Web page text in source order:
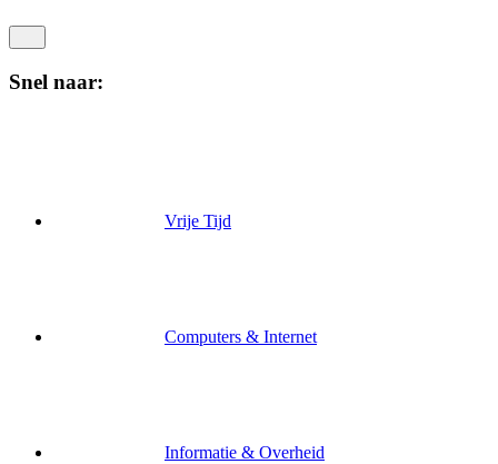
Snel naar:
Vrije Tijd
Computers & Internet
Informatie & Overheid